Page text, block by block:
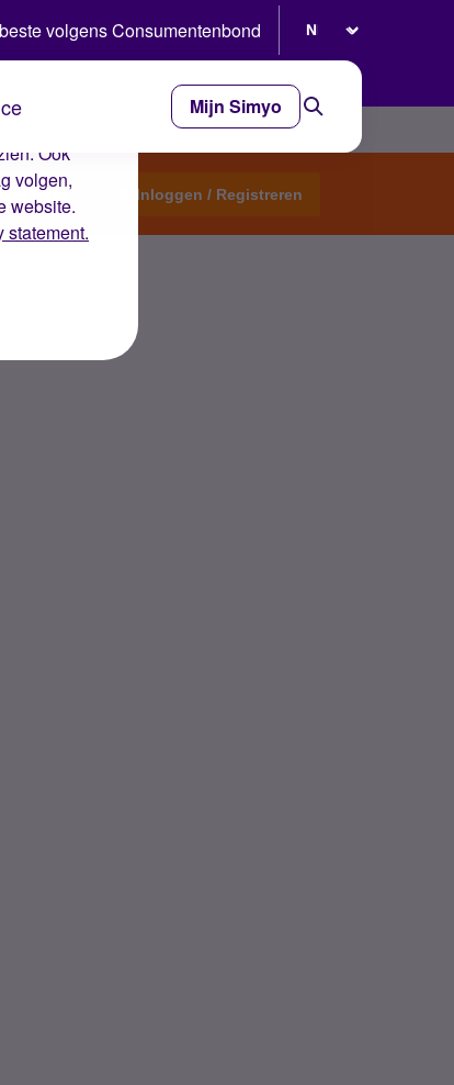
op de
Ook
volgen,
website.
statement.
volgens Consumentenbond
Mijn Simyo
topic Inloggen / Registreren